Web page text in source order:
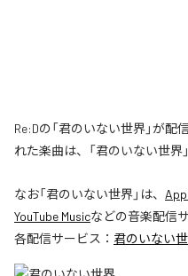
Re:Dの「君のいない世界」が
れた楽曲は、「君のいない世界
なお「君のいない世界」は、
YouTube Musicなどの音楽配信
各配信サービス： 君のいない